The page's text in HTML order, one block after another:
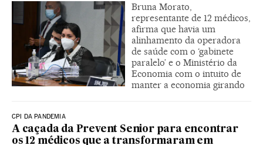
Bruna Morato,
representante de 12 médicos,
afirma que havia um
alinhamento da operadora
de saúde com o ‘gabinete
paralelo’ e o Ministério da
Economia com o intuito de
manter a economia girando
CPI DA PANDEMIA
A caçada da Prevent Senior para encontrar
os 12 médicos que a transformaram em